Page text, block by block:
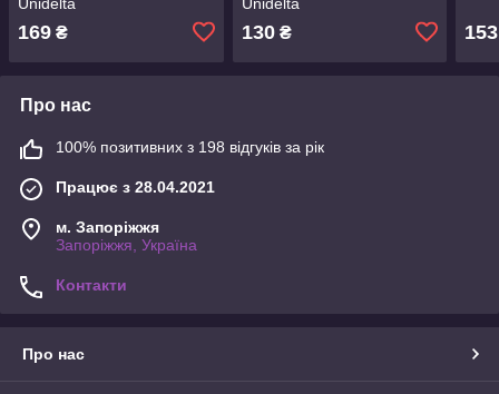
169 ₴ 130₴ 153
Про нас
100% позитивних з 198 відгуків за рік
Працює з 28.04.2021
м. Запоріжжя
Запоріжжя, Україна
Контакти
Про нас